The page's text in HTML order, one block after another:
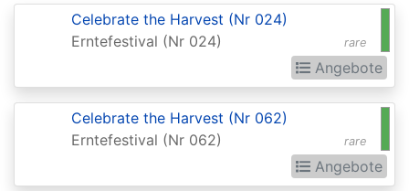
Commander:
Forgotten
Conflux
Conspiracy
rare
Celebrate the Harvest (Nr 024)
Erntefestival (Nr 024)
Angebote
rare
Celebrate the Harvest (Nr 062)
Erntefestival (Nr 062)
Angebote